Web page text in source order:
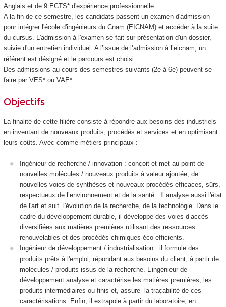
Anglais et de 9 ECTS* d'expérience professionnelle.
A la fin de ce semestre, les candidats passent un examen d'admission
pour intégrer l'école d'ingénieurs du Cnam (EICNAM) et accéder à la suite
du cursus. L'admission à l'examen se fait sur présentation d'un dossier,
suivie d'un entretien individuel. A l’issue de l’admission à l’eicnam, un
référent est désigné et le parcours est choisi.
Des admissions au cours des semestres suivants (2e à 6e) peuvent se
faire par VES* ou VAE*.
Objectifs
La finalité de cette filière consiste à répondre aux besoins des industriels
en inventant de nouveaux produits, procédés et services et en optimisant
leurs coûts. Avec comme métiers principaux :
Ingénieur de recherche / innovation : conçoit et met au point de
nouvelles molécules / nouveaux produits à valeur ajoutée, de
nouvelles voies de synthèses et nouveaux procédés efficaces, sûrs,
respectueux de l’environnement et de la santé. Il analyse aussi l'état
de l'art et suit l'évolution de la recherche, de la technologie. Dans le
cadre du développement durable, il développe des voies d’accès
diversifiées aux matières premières utilisant des ressources
renouvelables et des procédés chimiques éco-efficients.
Ingénieur de développement / industrialisation : il formule des
produits prêts à l'emploi, répondant aux besoins du client, à partir de
molécules / produits issus de la recherche. L’ingénieur de
développement analyse et caractérise les matières premières, les
produits intermédiaires ou finis et, assure la traçabilité de ces
caractérisations. Enfin, il extrapole à partir du laboratoire, en